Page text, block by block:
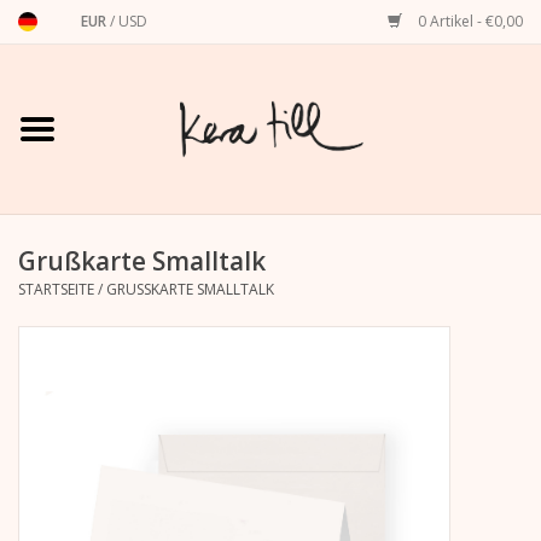
EUR/ USD 0 Artikel - €0,00
Startseite
Art Prints
Grußkarte Smalltalk
STARTSEITE/ GRUSSKARTE SMALLTALK